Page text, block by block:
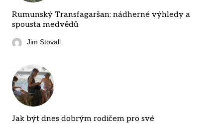
Rumunský Transfagaršan: nádherné výhledy a
spousta medvědů
Jim Stovall
Jak být dnes dobrým rodičem pro své